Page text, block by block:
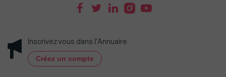
Inscrivez vous dans l'Annuaire
Créez un compte